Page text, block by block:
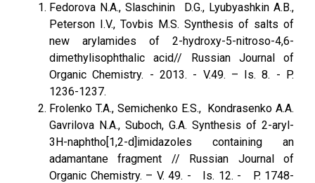
Fedorova N.A., Slaschinin D.G., Lyubyashkin A.B.,
Peterson I.V., Tovbis M.S. Synthesis of salts of
new arylamides of 2-hydroxy-5-nitroso-4,6-
dimethylisophthalic acid// Russian Journal of
Organic Chemistry. - 2013. - V.49. – Is. 8. - P.
1236-1237.
Frolenko T.A., Semichenko E.S., Kondrasenko A.A.
Gavrilova N.A., Suboch, G.A. Synthesis of 2-aryl-
3H-naphtho[1,2-d]imidazoles containing an
adamantane fragment // Russian Journal оf
Organic Chemistry. – V. 49. - Is. 12. - P. 1748-